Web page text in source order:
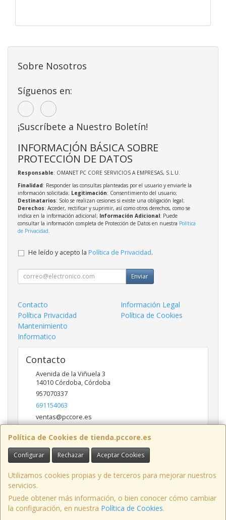
Política de Cookies de tienda.pccore.es
Configurar Rechazar Aceptar Cookies
Utilizamos cookies propias y de terceros para mejorar nuestros
servicios.
Puede obtener más información, o bien conocer cómo cambiar
la configuración, en nuestra Política de Cookies.
Sobre Nosotros
Síguenos en:
¡Suscríbete a Nuestro Boletín!
INFORMACIÓN BÁSICA SOBRE
PROTECCIÓN DE DATOS
Responsable: OMANET PC CORE SERVICIOS A EMPRESAS, S.L.U.
Finalidad: Responder las consultas planteadas por el usuario y enviarle la
información solicitada; Legitimación: Consentimiento del usuario;
Destinatarios: Solo se realizan cesiones si existe una obligación legal;
Derechos: Acceder, rectificar y suprimir, así como otros derechos, como se
indica en la información adicional; Información Adicional: Puede
consultar la información completa de Protección de Datos en nuestra Política
de Privacidad
He leído y acepto la Política de Privacidad.
Enviar
Contacto
Información Legal
Política Privacidad
Política de Cookies
Mantenimiento
Informatico
Contacto
Avenida de la Viñuela 3
14010 Córdoba, Córdoba
957070337
691154063
ventas@pccore.es
Horario
10-13:30
Avenida de la Viñuela nº 3, 14010, Córdoba, España. - C.I.F.: B56097777 -
Tfno: 957070337